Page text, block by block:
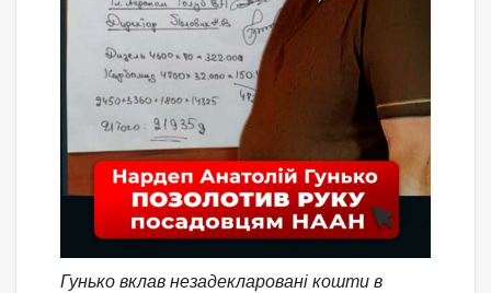
Гунько вклав незадекларовані кошти в